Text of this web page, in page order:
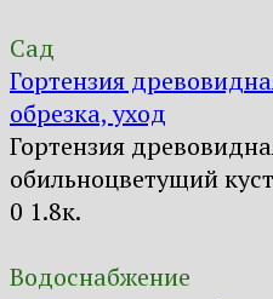
Сад
Гортензия
обрезка, уход
Гортензия
обильноцветущий
0 1.8к.
Водоснабжение